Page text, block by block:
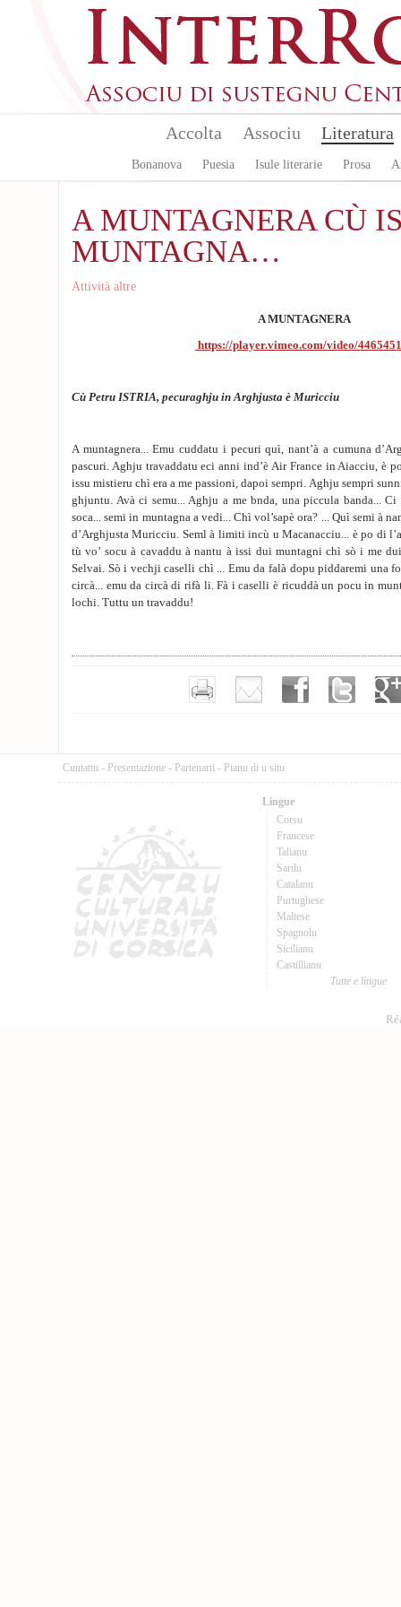
Accolta Associu Literatura
Bonanova Puesia Isule literarie Prosa
A MUNTAGNERA CÙ
MUNTAGNA…
Attività altre
A MUNTAGNERA
https://player.vimeo.com/video/
Cù Petru ISTRIA, pecuraghju in Arghjusta è Muricciu
A muntagnera... Emu cuddatu i pecuri quì, nant’à a cumuna
pascuri. Aghju travaddatu eci anni ind’è Air France in Aiacciu, è
issu mistieru chì era a me passioni, dapoi sempri. Aghju sempri
ghjuntu. Avà ci semu... Aghju a me bnda, una piccula banda...
soca... semi in muntagna a vedi... Chì vol’sapè ora? ... Quì semi à
d’Arghjusta Muricciu. Seml à limiti incù u Macanacciu... è po di
tù vo’ socu à cavaddu à nantu à issi dui muntagni chì sò i me
Selvai. Sò i vechji caselli chì ... Emu da falà dopu piddaremi una
circà... emu da circà di rifà li. Fà i caselli è ricuddà un pocu in
lochi. Tuttu un travaddu!
Cuntattu - Presentazione - Partenarii - Pianu di u situ
Lingue
Corsu
Francese
Talianu
Sardu
Catalanu
Purtughese
Maltese
Spagnolu
Sicilianu
Castillianu
Tutte e lingue